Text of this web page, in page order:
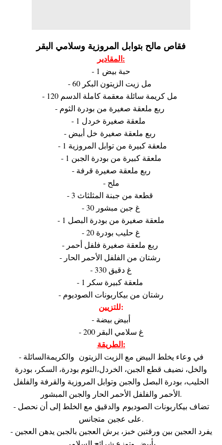
فقاص مالح بتوابل المروزية وسلامي البقر
المقادير:
- 1 حبة بيض
- 1 ملعقة كبيرة من توابل المروزية
- 1 ملعقة كبيرة من بودرة الجبن
- ربع ملعقة صغيرة قرفة
- ملح
- 30 غ جبن مبشور
- 1 ملعقة صغيرة من بودرة البصل
- 20 غ حليب بودرة
- 330 غ دقيق
- رشتان من بيكاربونات الصوديوم
للتزيين:
- أبيض بيضة
- 200 غ سلامي البقر
الطريقة:
- في وعاء يخلط البيض مع الزيت الزيتون والكريمةالسائلة
والخل، نضيف قطع الجبن، الخردل،الثوم بودرة، السكر، بودرة
الحليب، بودرة البصل والجبن وتوابل المروزية والقرفة والفلفل
الأحمر والفلفل الأحمر الحار والجبن المبشور.
- تضاف بيكاربونات الصوديوم والدقيق مع الخلط إلى أن نحصل
على عجين متجانس.
- يفرد العجين بين ورقتين خبز، يرش العجين بالجبن يدهن العجين